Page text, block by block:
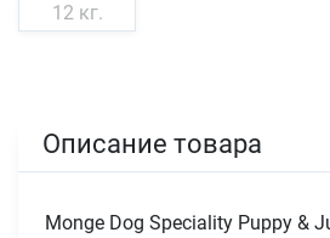
12 кг.
Описание товара
Monge Dog Speciality Puppy &